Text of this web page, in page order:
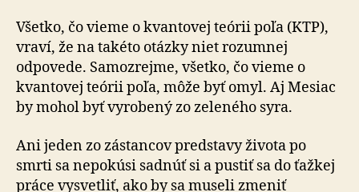
Všetko, čo vieme o kvantovej teórii poľa (KTP),
vraví, že na takéto otázky niet rozumnej
odpovede. Samozrejme, všetko, čo vieme o
kvantovej teórii poľa, môže byť omyl. Aj Mesiac
by mohol byť vyrobený zo zeleného syra.
Ani jeden zo zástancov predstavy života po
smrti sa nepokúsi sadnúť si a pustiť sa do ťažkej
práce vysvetliť, ako by sa museli zmeniť